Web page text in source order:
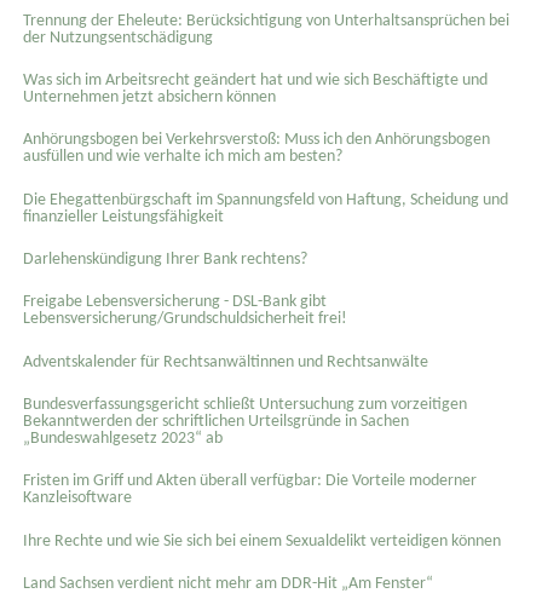
Trennung der Eheleute: Berücksichtigung von Unterhaltsansprüchen bei
der Nutzungsentschädigung
Was sich im Arbeitsrecht geändert hat und wie sich Beschäftigte und
Unternehmen jetzt absichern können
Anhörungsbogen bei Verkehrsverstoß: Muss ich den Anhörungsbogen
ausfüllen und wie verhalte ich mich am besten?
Die Ehegattenbürgschaft im Spannungsfeld von Haftung, Scheidung und
finanzieller Leistungsfähigkeit
Darlehenskündigung Ihrer Bank rechtens?
Freigabe Lebensversicherung - DSL-Bank gibt
Lebensversicherung/Grundschuldsicherheit frei!
Adventskalender für Rechtsanwältinnen und Rechtsanwälte
Bundesverfassungsgericht schließt Untersuchung zum vorzeitigen
Bekanntwerden der schriftlichen Urteilsgründe in Sachen
„Bundeswahlgesetz 2023“ ab
Fristen im Griff und Akten überall verfügbar: Die Vorteile moderner
Kanzleisoftware
Ihre Rechte und wie Sie sich bei einem Sexual­delikt verteidigen können
Land Sachsen verdient nicht mehr am DDR-Hit „Am Fenster“